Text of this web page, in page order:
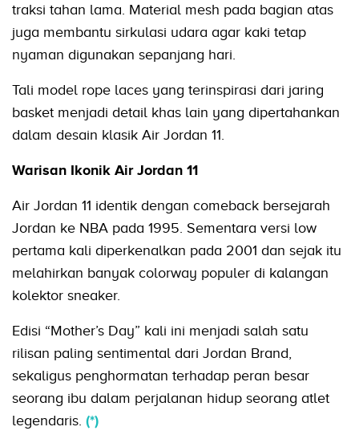
traksi tahan lama. Material mesh pada bagian atas
juga membantu sirkulasi udara agar kaki tetap
nyaman digunakan sepanjang hari.
Tali model rope laces yang terinspirasi dari jaring
basket menjadi detail khas lain yang dipertahankan
dalam desain klasik Air Jordan 11.
Warisan Ikonik Air Jordan 11
Air Jordan 11 identik dengan comeback bersejarah
Jordan ke NBA pada 1995. Sementara versi low
pertama kali diperkenalkan pada 2001 dan sejak itu
melahirkan banyak colorway populer di kalangan
kolektor sneaker.
Edisi “Mother’s Day” kali ini menjadi salah satu
rilisan paling sentimental dari Jordan Brand,
sekaligus penghormatan terhadap peran besar
seorang ibu dalam perjalanan hidup seorang atlet
legendaris. (*)